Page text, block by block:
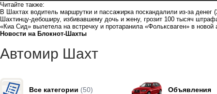
Читайте также:
В Шахтах водитель маршрутки и пассажирка поскандалили из-за денег
Шахтинцу-дебоширу, избивавшему дочь и жену, грозит 100 тысяч
«Киа Сид» вылетела на встречку и протаранила «Фольксваген» в новой
Новости на Блoкнoт-Шахты
Автомир Шахт
Все категории (50) Объявления